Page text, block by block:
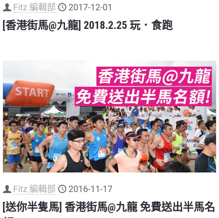
Fitz 編輯部 2017-12-01
[香港街馬@九龍] 2018.2.25 玩．食跑
Fitz 編輯部 2016-11-17
[送你半隻馬] 香港街馬@九龍 免費送出半馬名